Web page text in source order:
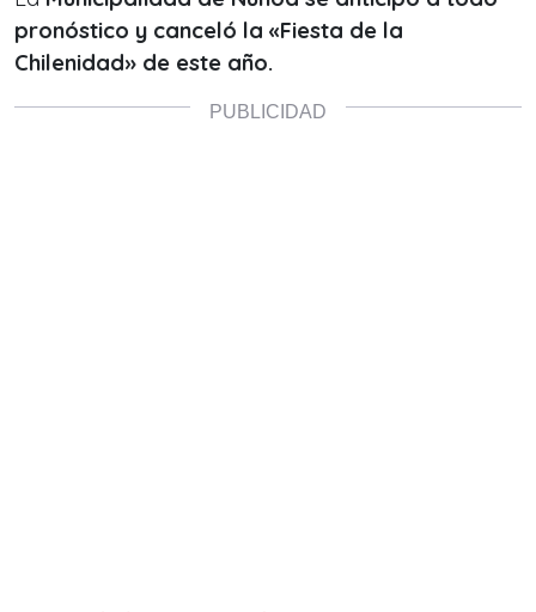
pronóstico y canceló la «Fiesta de la
Chilenidad» de este año.